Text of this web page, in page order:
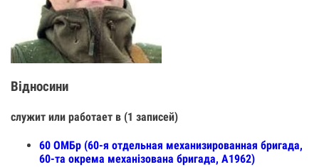
Відносини
служит или работает в (1 записей)
60 ОМБр (60-я отдельная механизированная бригада,
60-та окрема механізована бригада, А1962)